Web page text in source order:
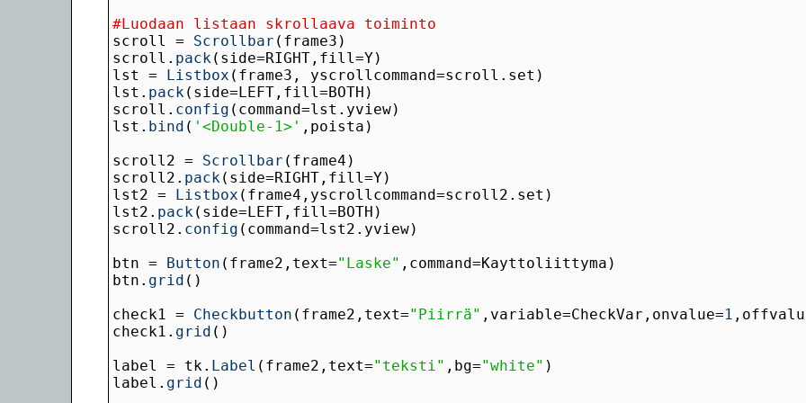
#Luodaan listaan skrollaava toiminto
scroll = Scrollbar
scroll. pack
lst = Listbox
lst. pack
scroll. config
lst. bind ( '<Double-1>'
scroll2 = Scrollbar
scroll2. pack
lst2 = Listbox
lst2. pack
scroll2. config
btn = Button (frame2,text="Laske"
btn. grid
check1 = Checkbutton (frame2,text="Piirrä" ,variable=CheckVar,onvalue=1
check1. grid
label = tk. Label (frame2,text="teksti" ,bg="white"
label. grid